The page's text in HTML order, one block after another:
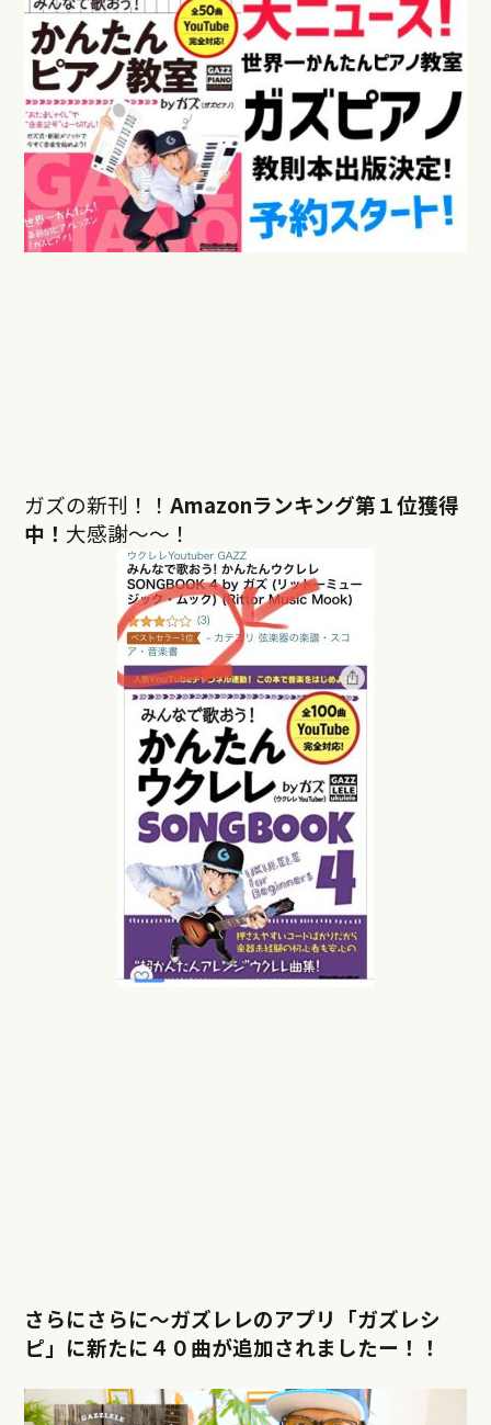
ガズの新刊！！ Amazonランキング第１位獲得
中！ 大感謝〜〜！
さらにさらに〜ガズレレのアプリ「ガズレシ
ピ」に新たに４０曲が追加されましたー！！